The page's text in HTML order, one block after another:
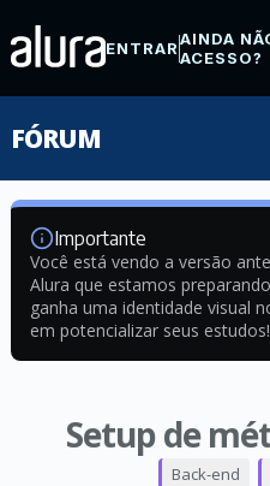
ENTRARAINDA
ACESSO?
FÓRUM
Importante
Você está vendo a versão
Alura que estamos
ganha uma identidade visual
em potencializar seus estudos!
Setup de
Back-end